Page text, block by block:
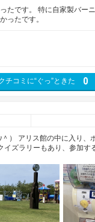
たです。 特に自家製バー
ったです。
チコミに“ぐっ”ときた 0
） アリス館の中に入り、
ズラリーもあり、参加す